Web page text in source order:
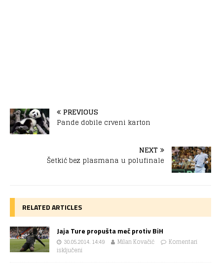
PREVIOUS
Pande dobile crveni karton
NEXT
Šetkić bez plasmana u polufinale
RELATED ARTICLES
Jaja Ture propušta meč protiv BiH
30.05.2014. 14:49 Milan Kovačić
Komentari
isključeni